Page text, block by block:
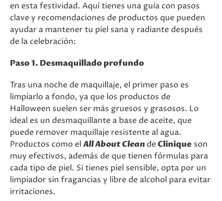
en esta festividad. Aquí tienes una guía con pasos
clave y recomendaciones de productos que pueden
ayudar a mantener tu piel sana y radiante después
de la celebración:
Paso 1. Desmaquillado profundo
Tras una noche de maquillaje, el primer paso es
limpiarlo a fondo, ya que los productos de
Halloween suelen ser más gruesos y grasosos. Lo
ideal es un desmaquillante a base de aceite, que
puede remover maquillaje resistente al agua.
Productos como el All About Clean deClinique son
muy efectivos, además de que tienen fórmulas para
cada tipo de piel. Si tienes piel sensible, opta por un
limpiador sin fragancias y libre de alcohol para evitar
irritaciones.